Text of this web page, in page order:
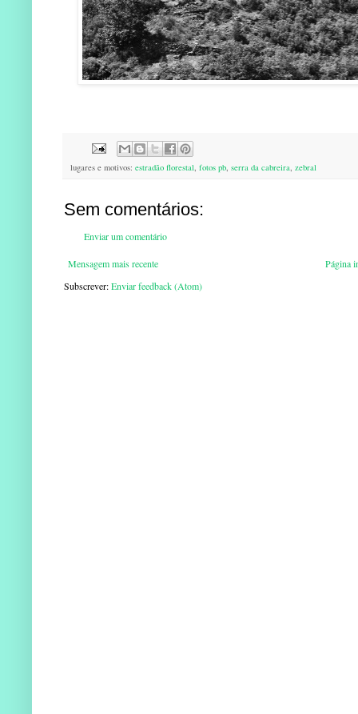
lugares e motivos: estradão florestal, fotos pb, serra da cabreira, zebral
Sem comentários:
Enviar um comentário
Mensagem mais recente
Página
Subscrever:Enviar feedback (Atom)